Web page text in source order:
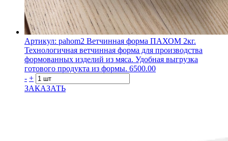
Артикул: pahom2 Ветчинная форма ПАХОМ 2кг.
Технологичная ветчинная форма для производства
формованных изделий из мяса. Удобная выгрузка
готового продукта из формы. 6500.00
- +
ЗАКАЗАТЬ